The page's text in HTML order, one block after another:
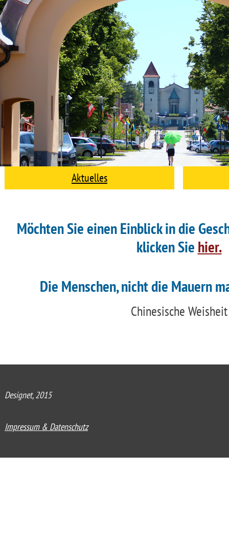
Aktuelles
Möchten Sie einen Einblick in die
klicken Sie hier.
Die Menschen, nicht die Mauern
Chinesische Weisheit
Designet, 2015
Impressum & Datenschutz